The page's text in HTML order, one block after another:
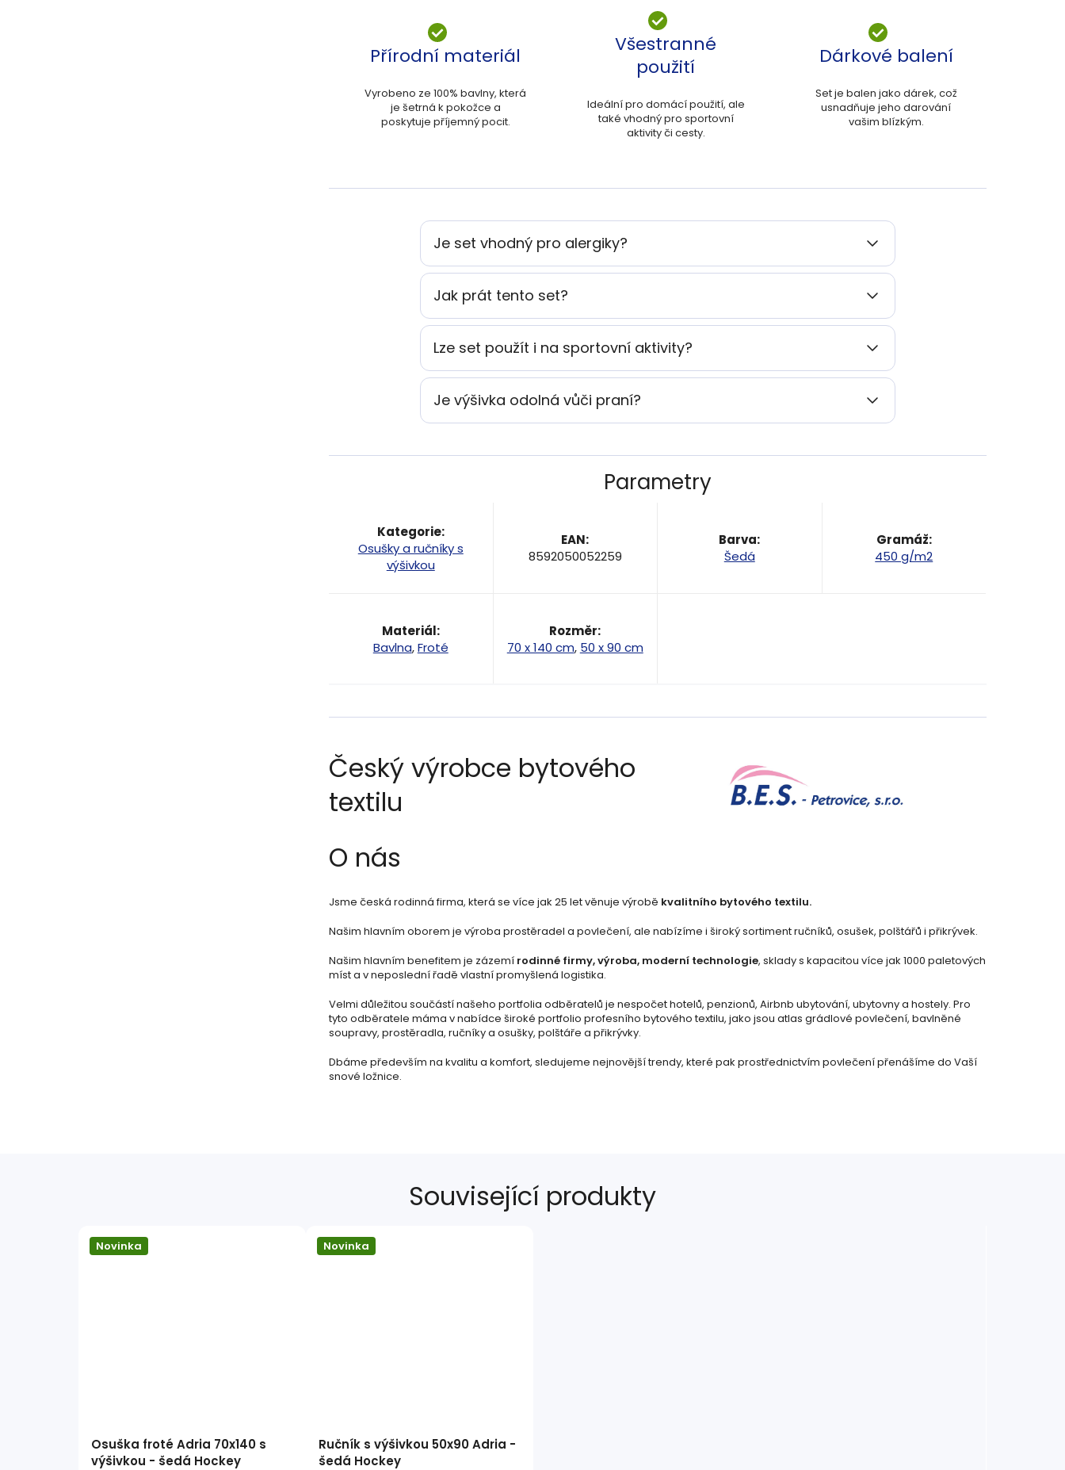
Přírodní materiál
Vyrobeno ze 100% bavlny, která
je šetrná k pokožce a
poskytuje příjemný pocit.
Všestranné
použití
Ideální pro domácí použití, ale
také vhodný pro sportovní
aktivity či cesty.
Dárkové balení
Set je balen jako dárek, což
usnadňuje jeho darování
vašim blízkým.
Je set vhodný pro alergiky?
Jak prát tento set?
Lze set použít i na sportovní aktivity?
Je výšivka odolná vůči praní?
Parametry
Kategorie:
Osušky a ručníky s
výšivkou
EAN:
8592050052259
Barva:
Šedá
Gramáž:
450 g/m2
Materiál:
Bavlna,Froté
Rozměr:
70 x 140 cm, 50 x 90 cm
Český výrobce bytového
textilu
O nás
Jsme česká rodinná firma, která se více jak 25 let věnuje výrobě kvalitního bytového textilu.
Našim hlavním oborem je výroba prostěradel a povlečení, ale nabízíme i široký sortiment ručníků, osušek, polštářů i přikrývek.
Našim hlavním benefitem je zázemí rodinné firmy, výroba, moderní technologie, sklady s kapacitou více jak 1000 paletových
míst a v neposlední řadě vlastní promyšlená logistika.
Velmi důležitou součástí našeho portfolia odběratelů je nespočet hotelů, penzionů, Airbnb ubytování, ubytovny a hostely. Pro
tyto odběratele máma v nabídce široké portfolio profesního bytového textilu, jako jsou atlas grádlové povlečení, bavlněné
soupravy, prostěradla, ručníky a osušky, polštáře a přikrývky.
Dbáme především na kvalitu a komfort, sledujeme nejnovější trendy, které pak prostřednictvím povlečení přenášíme do Vaší
snové ložnice.
Související produkty
Novinka
Osuška froté Adria 70x140 s
výšivkou - šedá Hockey
Novinka
Ručník s výšivkou 50x90 Adria -
šedá Hockey